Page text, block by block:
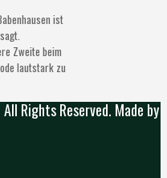
ist
Zweite beim
lautstark zu
Rights Reserved. Made by